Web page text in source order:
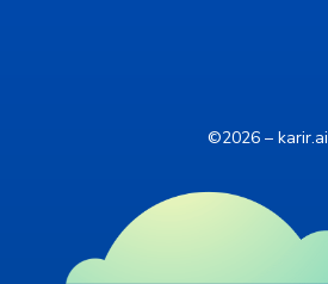
©2026 – karir.ai